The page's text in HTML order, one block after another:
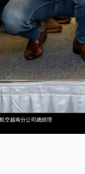
空越南分公司總經理